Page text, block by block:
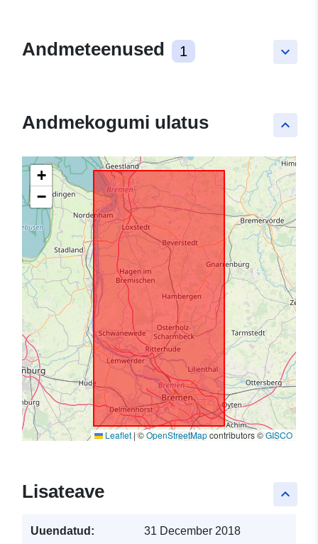
keyboard_arrow_down
Andmeteenused 1
keyboard_arrow_up
Andmekogumi ulatus
+
−
Leaflet|©OpenStreetMapcontributors ©GISCO
keyboard_arrow_up
Lisateave
Uuendatud: 31 December 2018